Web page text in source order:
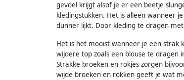
gevoel krijgt alsof je er een beetje
kledingstukken. Het is alleen wanneer
dunner lijkt. Door kleding te dragen
Het is het mooist wanneer je een strak
wijdere top zoals een blouse te
Strakke broeken en rokjes zorgen
wijde broeken en rokken geeft je wat